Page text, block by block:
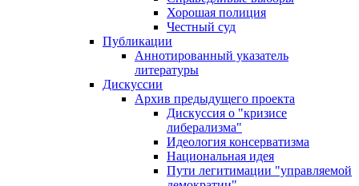
Хорошая полиция
Честный суд
Публикации
Аннотированный указатель
литературы
Дискуссии
Архив предыдущего проекта
Дискуссия о "кризисе
либерализма"
Идеология консерватизма
Национальная идея
Пути легитимации "управляемой